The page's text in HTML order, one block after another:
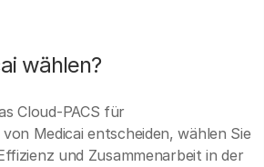
wählen?
Cloud-PACS für
Medicai entscheiden, wählen Sie
und Zusammenarbeit in der